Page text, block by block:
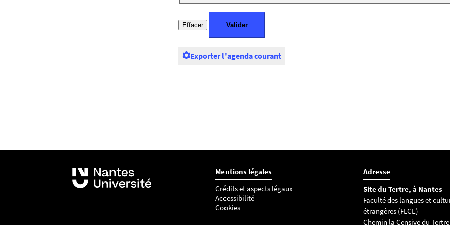
Exporter l'agenda courant
Mentions légales
Crédits et aspects légaux
Accessibilité
Cookies
Adresse
Site du Tertre, à Nantes
Faculté des langues et
étrangères (FLCE)
Chemin la Censive du Tertre